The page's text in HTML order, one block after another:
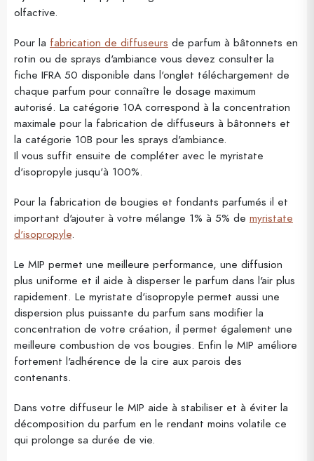
olfactive.
Pour la fabrication de diffuseurs de parfum à bâtonnets en
rotin ou de sprays d'ambiance vous devez consulter la
fiche IFRA 50 disponible dans l'onglet téléchargement de
chaque parfum pour connaître le dosage maximum
autorisé. La catégorie 10A correspond à la concentration
maximale pour la fabrication de diffuseurs à bâtonnets et
la catégorie 10B pour les sprays d'ambiance.
Il vous suffit ensuite de compléter avec le myristate
d'isopropyle jusqu'à 100%.
Pour la fabrication de bougies et fondants parfumés il et
important d'ajouter à votre mélange 1% à 5% de myristate
d'isopropyle.
Le MIP permet une meilleure performance, une diffusion
plus uniforme et il aide à disperser le parfum dans l'air plus
rapidement. Le myristate d'isopropyle permet aussi une
dispersion plus puissante du parfum sans modifier la
concentration de votre création, il permet également une
meilleure combustion de vos bougies. Enfin le MIP améliore
fortement l'adhérence de la cire aux parois des
contenants.
Dans votre diffuseur le MIP aide à stabiliser et à éviter la
décomposition du parfum en le rendant moins volatile ce
qui prolonge sa durée de vie.